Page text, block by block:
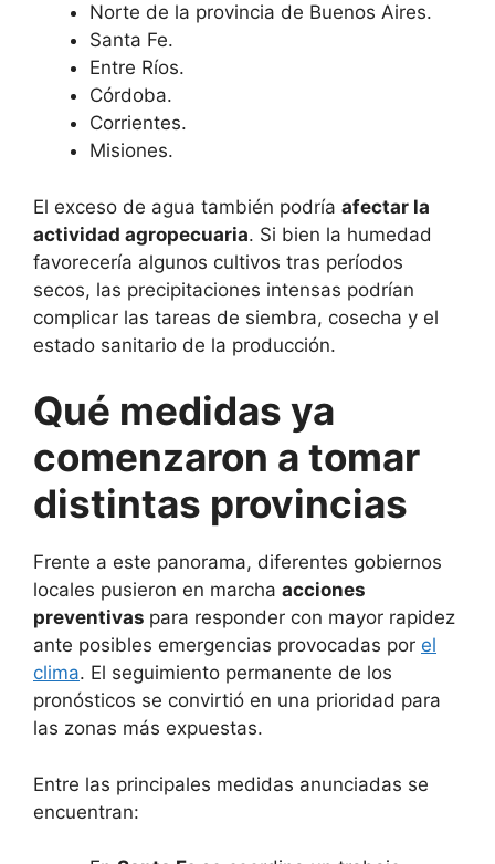
Norte de la provincia de Buenos Aires.
Santa Fe.
Entre Ríos.
Córdoba.
Corrientes.
Misiones.
El exceso de agua también podría afectar la
actividad agropecuaria. Si bien la humedad
favorecería algunos cultivos tras períodos
secos, las precipitaciones intensas podrían
complicar las tareas de siembra, cosecha y el
estado sanitario de la producción.
Qué medidas ya
comenzaron a tomar
distintas provincias
Frente a este panorama, diferentes gobiernos
locales pusieron en marcha acciones
preventivas para responder con mayor rapidez
ante posibles emergencias provocadas por el
clima. El seguimiento permanente de los
pronósticos se convirtió en una prioridad para
las zonas más expuestas.
Entre las principales medidas anunciadas se
encuentran: